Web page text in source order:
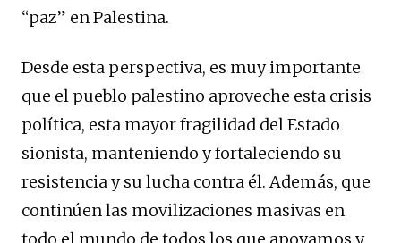
“paz” en Palestina.
Desde esta perspectiva, es muy importante
que el pueblo palestino aproveche esta crisis
política, esta mayor fragilidad del Estado
sionista, manteniendo y fortaleciendo su
resistencia y su lucha contra él. Además, que
continúen las movilizaciones masivas en
todo el mundo de todos los que apoyamos y